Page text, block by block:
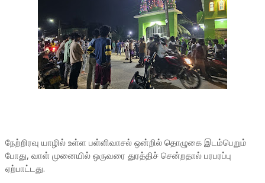
நேற்றிரவு யாழில் உள்ள பள்ளிவாசல் ஒன்றில் தொழுகை இடம்பெறும்
போது, வாள் முனையில் ஒருவரை துரத்திச் சென்றதால் பரபரப்பு
ஏற்பாட்டது.